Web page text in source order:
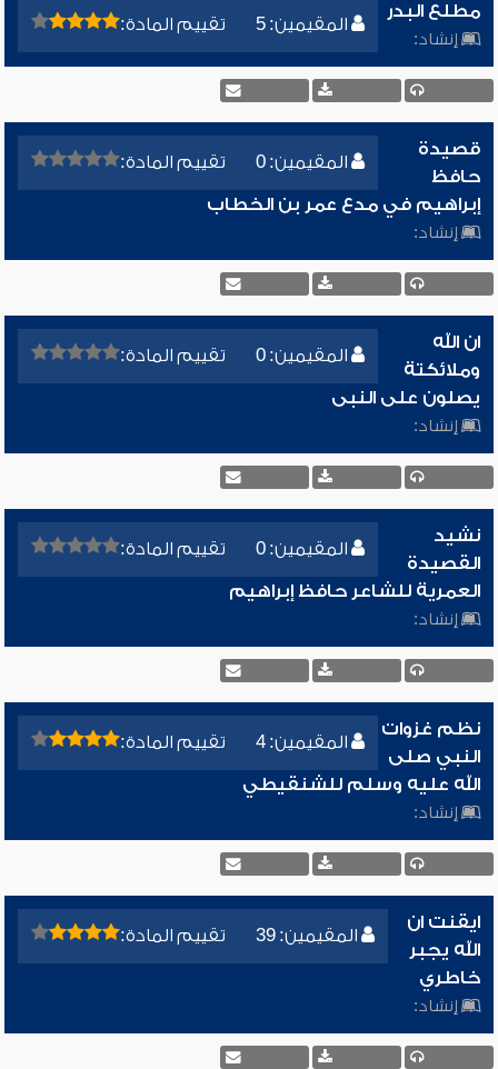
المقيمين: 5 تقييم المادة:
مطلع البدر
إنشاد:
المقيمين: 0 تقييم المادة:
قصيدة
حافظ
إبراهيم في مدع عمر بن الخطاب
إنشاد:
المقيمين: 0 تقييم المادة:
ان الله
وملائكتة
يصلون على النبى
إنشاد:
المقيمين: 0 تقييم المادة:
نشيد
القصيدة
العمرية للشاعر حافظ إبراهيم
إنشاد:
المقيمين: 4 تقييم المادة:
نظم غزوات
النبي صلى
الله عليه وسلم للشنقيطي
إنشاد:
المقيمين: 39 تقييم المادة:
ايقنت ان
الله يجبر
خاطري
إنشاد: